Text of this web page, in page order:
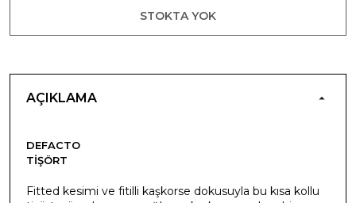
STOKTA YOK
AÇIKLAMA
DEFACTO
TIŞÖRT
Fitted kesimi ve fitilli kaşkorse dokusuyla bu kısa kollu